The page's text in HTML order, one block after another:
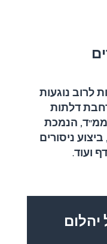
לרוב נוגעות
דלתות
הנמכת
ביצוע ניסורים
ועוד.
יהלום